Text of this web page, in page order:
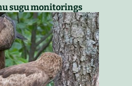
sugu monitorings